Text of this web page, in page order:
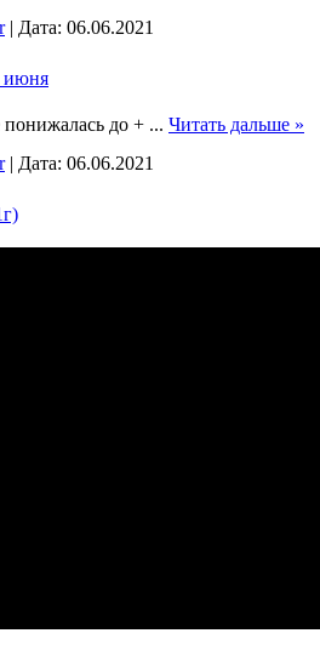
| Дата: 06.06.2021
июня
понижалась до + ... Читать дальше »
| Дата: 06.06.2021